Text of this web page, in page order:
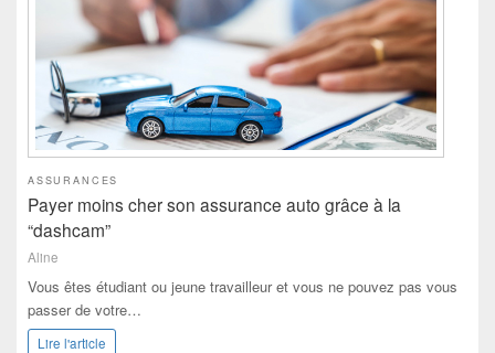
ASSURANCES
Payer moins cher son assurance auto grâce à la
“dashcam”
Aline
Vous êtes étudiant ou jeune travailleur et vous ne pouvez pas vous
passer de votre…
Lire l'article